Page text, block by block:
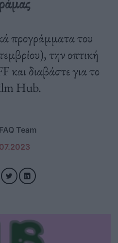
προγράμματα του
την οπτική
και διαβάστε για το
Hub.
Team